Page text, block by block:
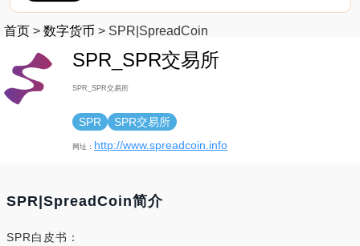
首页 > 数字货币 > SPR|SpreadCoin
SPR_SPR交易所
SPR_SPR交易所
SPR SPR交易所
网址： http://www.spreadcoin.info
SPR|SpreadCoin简介
SPR白皮书：